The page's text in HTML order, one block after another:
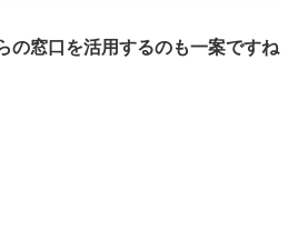
の窓口を活用するのも一案ですね